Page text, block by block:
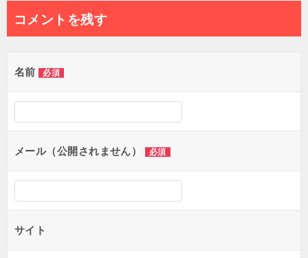
ナ
ビ
ゲ
コメントを残す
名前 必須
メール（公開されません） 必須
サイト